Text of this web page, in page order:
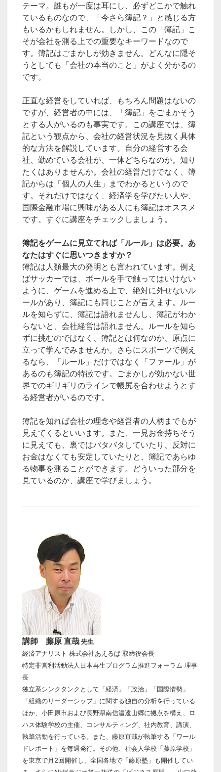
テーマ。誰もが一度は耳にし、必ずどこかで触れ
ているものなので、「今さら簿記？」と感じる方
もいるかもしれません。しかし、この「簿記」こ
そが会社を測る上での重要なキーワードなので
す。簿記はごまかしが効きません。どんなに隠そ
うとしても「会社の本当のこと」がよく分かるの
です。
正直な経営をしていれば、もちろん問題はないの
ですが、経営者の中には、「簿記」をごまかそう
とする人がいるのも事実です。この講座では、簿
記という観点から、会社の経営状況を見抜く具体
的な方法を解説しています。自分の経営する会
社、勤めている会社が、一体どちらなのか。知り
たくはありませんか。会社の経営だけでなく、簿
記からは「個人の人生」までわかるというので
す。それだけではなく、経済学を学びたい人や、
国際金融市場に興味がある人にも簿記はオススメ
です。すぐに講座をチェックしましょう。
簿記をゲームに見立てれば「ルール」は必要。あ
なたはすぐに思いつきますか？
簿記は人類最大の発明とも言われています。例え
ばサッカーでは、ボールを手で触ってはいけない
ように、ゲームを進める上で、絶対に外せないル
ールがあり、簿記にも同じことが言えます。ルー
ルを知らずに、簿記は語れませんし、簿記がわか
らないと、会社経営は語れません。ルールを知ら
ずに挑むのではなく、簿記とは何なのか、原点に
立って学んでみませんか。さらにスポーツで例え
るなら、「ルール」だけではなく「ファール」が
あるのも簿記の特徴です。ごまかしが効かない世
界でのギリギリのラインで帳尻を合わせようとす
る経営者がいるのです。
簿記を知れば会社の理念や経営者の人柄までもが
見えてくるといいます。また、一見お金持ちそう
に見えても、裏ではバタバタしていたり、反対に
お金はなくても安定していたりと、簿記であらゆ
る物事を測ることができます。どういった部分を
見ているのか、講座で学びましょう。
講師 藤原 直哉先生
経済アナリスト 株式会社あえるば 取締役会長
特定非営利活動法人日本再生プログラム推進フォーラム 理事
長
独立系シンクタンクとして「経済」「政治」「国際情勢」
「組織のリーダーシップ」に関する独自の分析を行っている
ほか、小田原市および長野県南信濃遠山郷に拠点を構え、ロ
ハス体験学校の主催、コンサルティング、社内教育、講演、
執筆活動を行っている。また、藤原直哉が執筆する「ワール
ドレポート」を毎週発行。その他、社会人学校「藤原学校」
を東京で月2回開催し、全国各地で「藤原塾」も開催してい